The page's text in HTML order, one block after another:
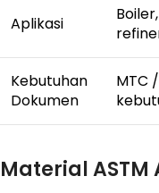
Aplikasi
Kebutuhan
Dokumen
MTC
Material ASTM